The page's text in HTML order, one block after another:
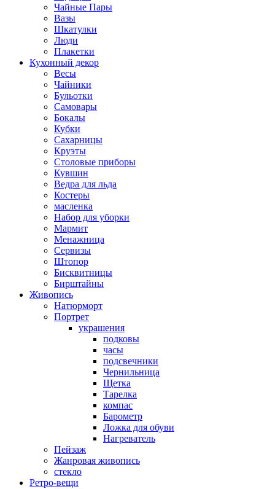
Чайные Пары
Вазы
Шкатулки
Люди
Плакетки
Кухонный декор
Весы
Чайники
Бульотки
Самовары
Бокалы
Кубки
Сахарницы
Круэты
Столовые приборы
Кувшин
Ведра для льда
Костеры
масленка
Набор для уборки
Мармит
Менажница
Сервизы
Штопор
Бисквитницы
Бирштайны
Живопись
Натюрморт
Портрет
украшения
подковы
часы
подсвечники
Чернильница
Щетка
Тарелка
компас
Барометр
Ложка для обуви
Нагреватель
Пейзаж
Жанровая живопись
стекло
Ретро-вещи